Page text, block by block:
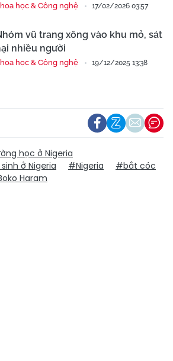
học & Công nghệ 17/02/2026 03:57
vũ trang xông vào khu mỏ, sát
nhiều người
học & Công nghệ 19/12/2025 13:38
học ở Nigeria
ở Nigeria
#Nigeria
#bắt cóc
Haram